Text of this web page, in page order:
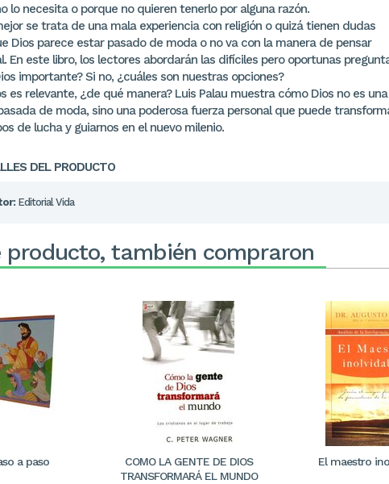
lo necesita o porque no quieren tenerlo por alguna razón.
se trata de una mala experiencia con religión o quizá tienen dudas
Dios parece estar pasado de moda o no va con la manera de pensar
En este libro, los lectores abordarán las difíciles pero oportunas
importante? Si no, ¿cuáles son nuestras opciones?
es relevante, ¿de qué manera? Luis Palau muestra cómo Dios no es una
de moda, sino una poderosa fuerza personal que puede
de lucha y guiarnos en el nuevo milenio.
DEL PRODUCTO
Editorial Vida
producto, también compraron
a paso
COMO LA GENTE DE DIOS
TRANSFORMARÁ EL MUNDO
El maestro